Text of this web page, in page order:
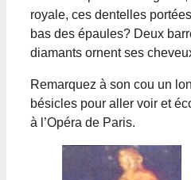
royale, ces dentelles
bas des épaules? Deux
diamants ornent ses
Remarquez à son cou un
bésicles pour aller voir et
à l’Opéra de Paris.